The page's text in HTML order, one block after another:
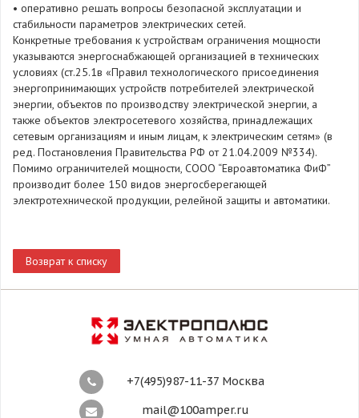
• оперативно решать вопросы безопасной эксплуатации и
стабильности параметров электрических сетей.
Конкретные требования к устройствам ограничения мощности
указываются энергоснабжающей организацией в технических
условиях (ст.25.1в «Правил технологического присоединения
энергопринимающих устройств потребителей электрической
энергии, объектов по производству электрической энергии, а
также объектов электросетевого хозяйства, принадлежащих
сетевым организациям и иным лицам, к электрическим сетям» (в
ред. Постановления Правительства РФ от 21.04.2009 №334).
Помимо ограничителей мощности, СООО “Евроавтоматика ФиФ”
производит более 150 видов энергосберегающей
электротехнической продукции, релейной защиты и автоматики.
Возврат к списку
+7(495)987-11-37 Москва
mail@100amper.ru